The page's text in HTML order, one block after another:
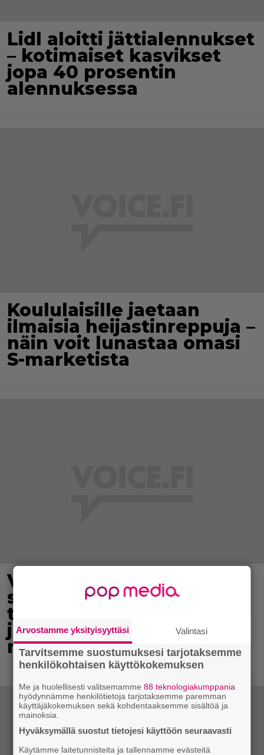
Lidl aloitti jättialennukset
– kotimaiset kasvikset
jopa 40 prosentin
alennuksessa
Koululaisille jaetaan
ilmaisia heijastinreppuja –
näin voit lunastaa omasi
S-marketista
Viikatemiehen asussa
sairaalan katolla
tuijottaneelle
jekkujätkälle saapui
noutaja
Arvostamme yksityisyyttäsi Valintasi
Tarvitsemme suostumuksesi tarjotaksemme
henkilökohtaisen käyttökokemuksen
Me ja huolellisesti valitsemamme88 teknologiakumppania
hyödynnämme henkilötietoja tarjotaksemme paremman
käyttäjäkokemuksen sekä kohdentaaksemme sisältöä ja
mainoksia.
Hyväksymällä suostut tietojesi käyttöön seuraavasti
Käytämme laitetunnisteita ja tallennamme evästeitä